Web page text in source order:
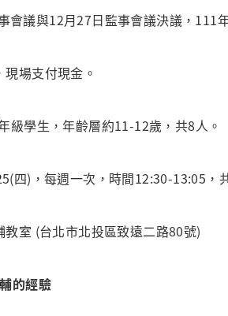
會議與12月27日監事會議決議，111
場支付現金。
級學生，年齡層約11-12歲，共8人。
四)，每週一次，時間12:30-13:05，
室 (台北市北投區致遠二路80號)
的經驗